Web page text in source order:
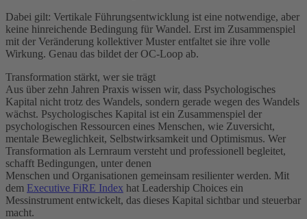
Dabei gilt: Vertikale Führungsentwicklung ist eine notwendige, aber
keine hinreichende Bedingung für Wandel. Erst im Zusammenspiel
mit der Veränderung kollektiver Muster entfaltet sie ihre volle
Wirkung. Genau das bildet der OC-Loop ab.
Transformation stärkt, wer sie trägt
Aus über zehn Jahren Praxis wissen wir, dass Psychologisches
Kapital nicht trotz des Wandels, sondern gerade wegen des Wandels
wächst. Psychologisches Kapital ist ein Zusammenspiel der
psychologischen Ressourcen eines Menschen, wie Zuversicht,
mentale Beweglichkeit, Selbstwirksamkeit und Optimismus. Wer
Transformation als Lernraum versteht und professionell begleitet,
schafft Bedingungen, unter denen
Menschen und Organisationen gemeinsam resilienter werden. Mit
dem Executive FiRE Index hat Leadership Choices ein
Messinstrument entwickelt, das dieses Kapital sichtbar und steuerbar
macht.